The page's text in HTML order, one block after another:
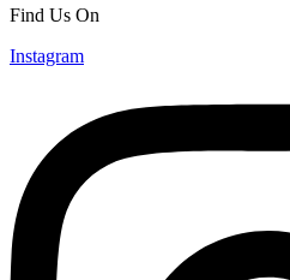
Find Us On
Instagram